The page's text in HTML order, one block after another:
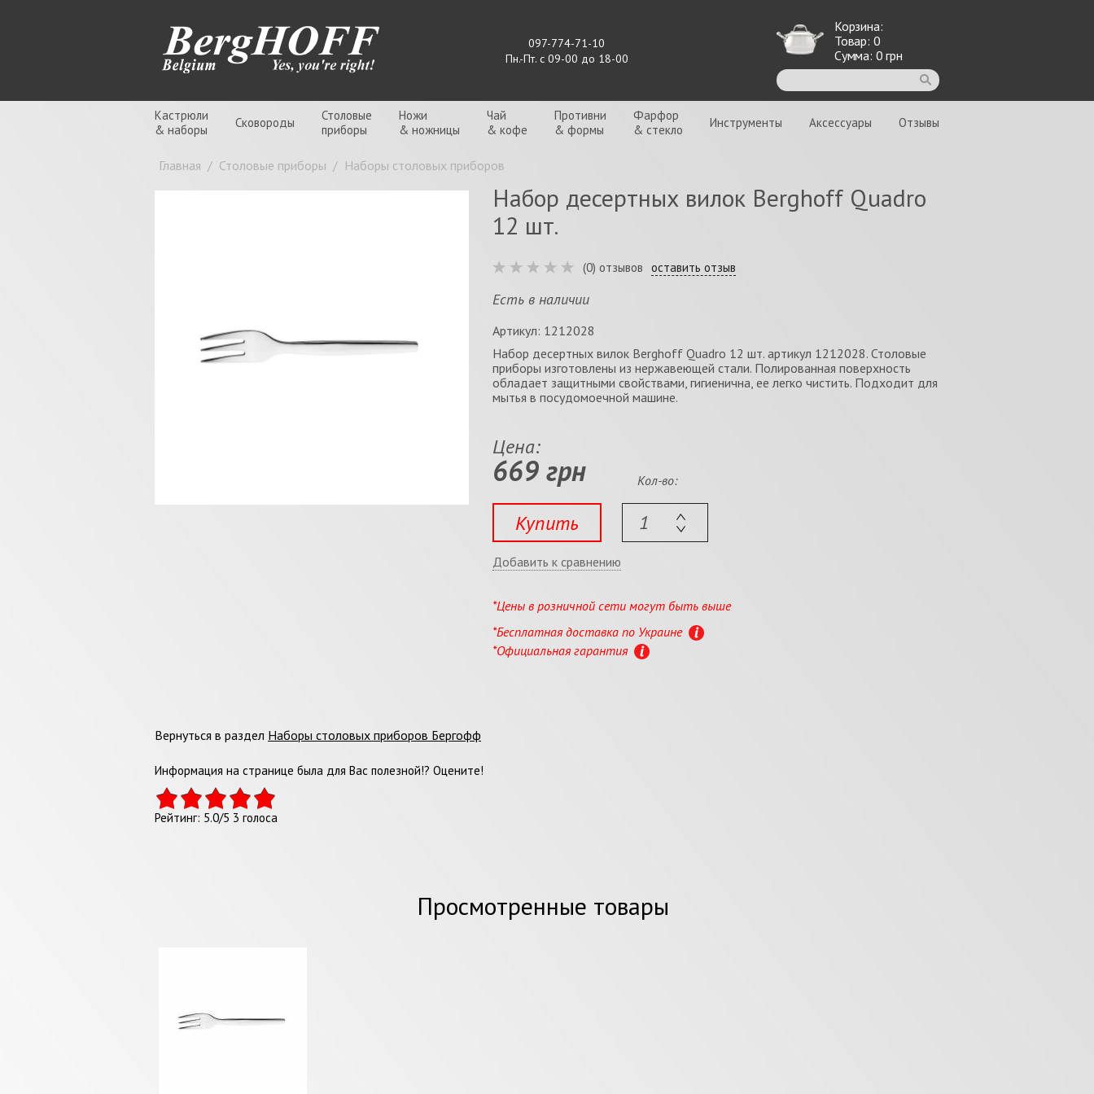
097-774-71-10
Пн.-Пт. с 09-00 до 18-00
Корзина:
Товар: 0
Сумма: 0 грн
Кастрюли
& наборы
Сковороды
Столовые
приборы
Ножи
& ножницы
Чай
& кофе
Противни
& формы
Фарфор
& стекло
Инструменты Аксессуары Отзывы
Главная / Столовые приборы / Наборы столовых приборов
Набор десертных вилок Berghoff Quadro
12 шт.
(0) отзывов оставить отзыв
Есть в наличии
Артикул: 1212028
Набор десертных вилок Berghoff Quadro 12 шт. артикул 1212028. Столовые
приборы изготовлены из нержавеющей стали. Полированная поверхность
обладает защитными свойствами, гигиенична, ее легко чистить. Подходит для
мытья в посудомоечной машине.
Цена:
669 грн
Купить
Кол-во:
Добавить к сравнению
*Цены в розничной сети могут быть выше
*Бесплатная доставка по Украине
*Официальная гарантия
Вернуться в раздел Наборы столовых приборов Бергофф
Информация на странице была для Вас полезной!? Оцените!
Рейтинг: 5.0/5 3 голоса
Просмотренные товары